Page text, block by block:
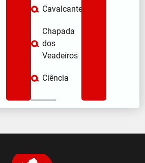
Cavalcante
Chapada
dos
Veadeiros
Ciência